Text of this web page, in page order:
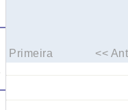
Primeira <<